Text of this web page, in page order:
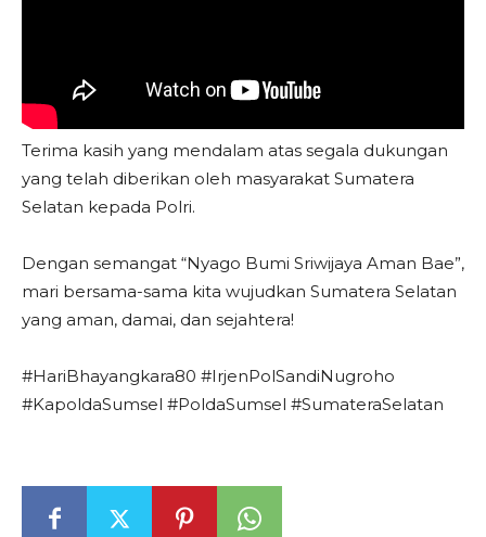
Terima kasih yang mendalam atas segala dukungan
yang telah diberikan oleh masyarakat Sumatera
Selatan kepada Polri.
Dengan semangat “Nyago Bumi Sriwijaya Aman Bae”,
mari bersama-sama kita wujudkan Sumatera Selatan
yang aman, damai, dan sejahtera!
#HariBhayangkara80 #IrjenPolSandiNugroho
#KapoldaSumsel #PoldaSumsel #SumateraSelatan